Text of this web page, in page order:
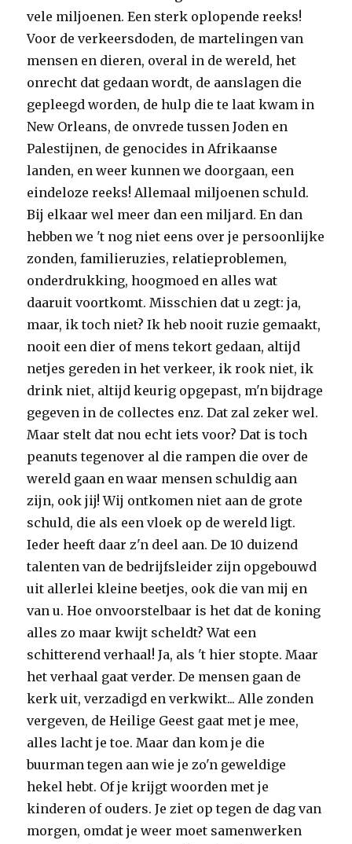
vele miljoenen. Een sterk oplopende reeks!
Voor de verkeersdoden, de martelingen van
mensen en dieren, overal in de wereld, het
onrecht dat gedaan wordt, de aanslagen die
gepleegd worden, de hulp die te laat kwam in
New Orleans, de onvrede tussen Joden en
Palestijnen, de genocides in Afrikaanse
landen, en weer kunnen we doorgaan, een
eindeloze reeks! Allemaal miljoenen schuld.
Bij elkaar wel meer dan een miljard. En dan
hebben we 't nog niet eens over je persoonlijke
zonden, familieruzies, relatieproblemen,
onderdrukking, hoogmoed en alles wat
daaruit voortkomt. Misschien dat u zegt: ja,
maar, ik toch niet? Ik heb nooit ruzie gemaakt,
nooit een dier of mens tekort gedaan, altijd
netjes gereden in het verkeer, ik rook niet, ik
drink niet, altijd keurig opgepast, m'n bijdrage
gegeven in de collectes enz. Dat zal zeker wel.
Maar stelt dat nou echt iets voor? Dat is toch
peanuts tegenover al die rampen die over de
wereld gaan en waar mensen schuldig aan
zijn, ook jij! Wij ontkomen niet aan de grote
schuld, die als een vloek op de wereld ligt.
Ieder heeft daar z'n deel aan. De 10 duizend
talenten van de bedrijfsleider zijn opgebouwd
uit allerlei kleine beetjes, ook die van mij en
van u. Hoe onvoorstelbaar is het dat de koning
alles zo maar kwijt scheldt? Wat een
schitterend verhaal! Ja, als 't hier stopte. Maar
het verhaal gaat verder. De mensen gaan de
kerk uit, verzadigd en verkwikt... Alle zonden
vergeven, de Heilige Geest gaat met je mee,
alles lacht je toe. Maar dan kom je die
buurman tegen aan wie je zo'n geweldige
hekel hebt. Of je krijgt woorden met je
kinderen of ouders. Je ziet op tegen de dag van
morgen, omdat je weer moet samenwerken